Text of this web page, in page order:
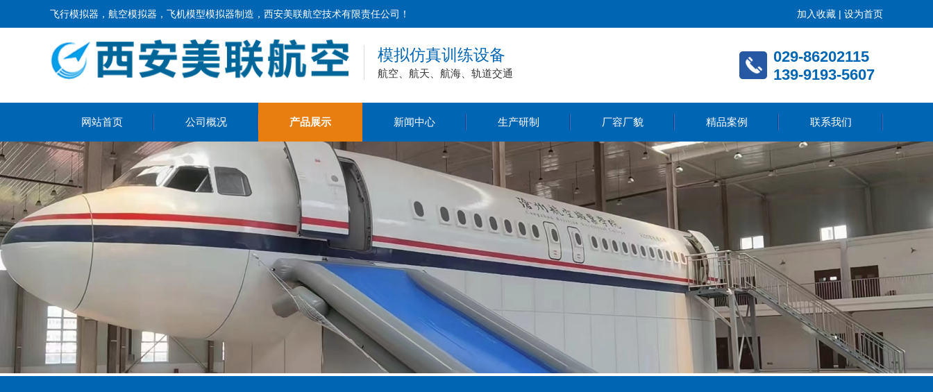
飞行模拟器，航空模拟器，飞机模型模拟器制造，西安美联航空技术有限责任公司！ 加入收藏 | 设为首页
模拟仿真训练设备
航空、航天、航海、轨道交通
029-86202115
139-9193-5607
网站首页 公司概况 产品展示 新闻中心 生产研制 厂容厂貌 精品案例 联系我们